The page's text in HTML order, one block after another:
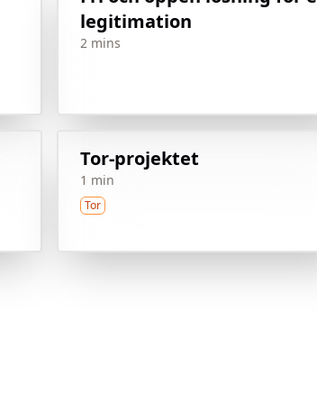
legitimation
2 mins
Tor-projektet
1 min
Tor